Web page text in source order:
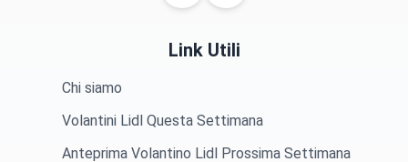
Link Utili
Chi siamo
Volantini Lidl Questa Settimana
Anteprima Volantino Lidl Prossima Settimana